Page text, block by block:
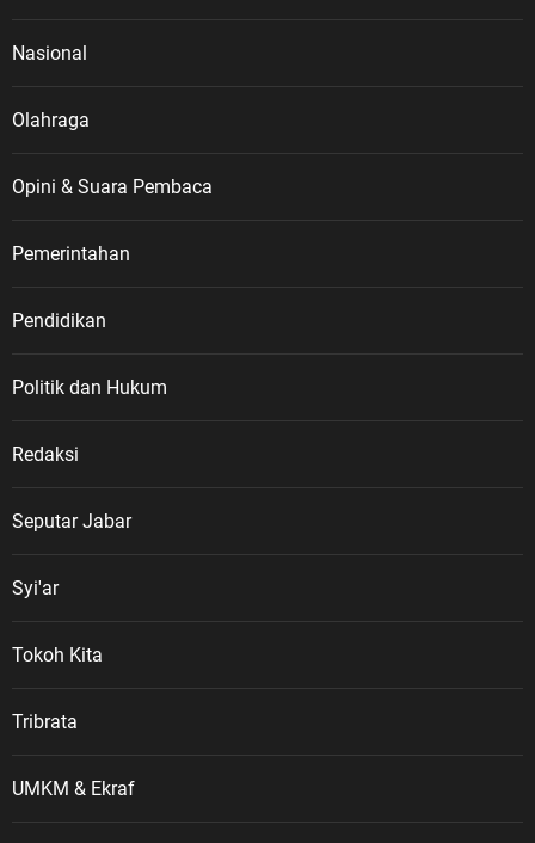
Nasional
Olahraga
Opini & Suara Pembaca
Pemerintahan
Pendidikan
Politik dan Hukum
Redaksi
Seputar Jabar
Syi'ar
Tokoh Kita
Tribrata
UMKM & Ekraf